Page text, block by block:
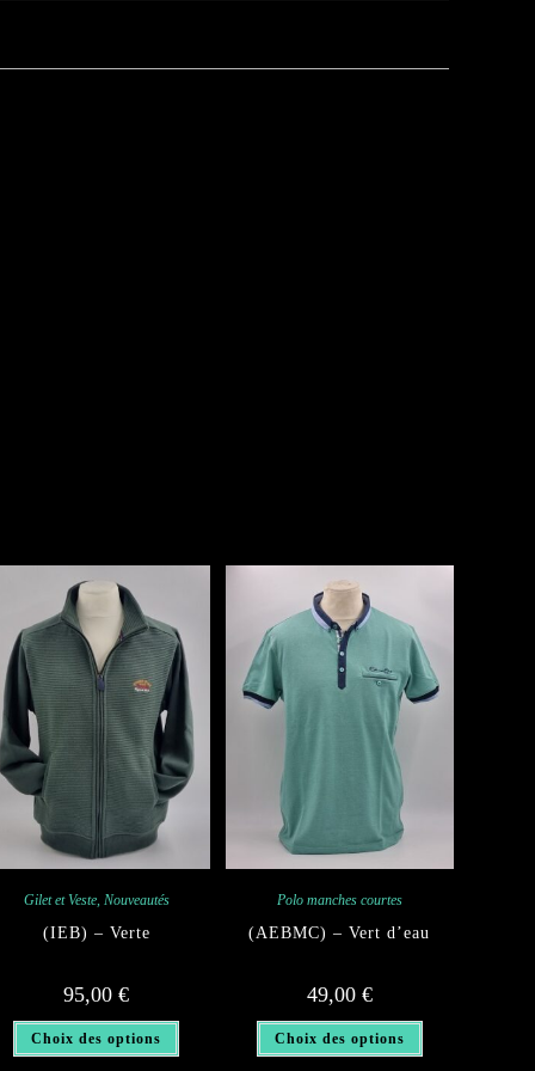
Gilet et Veste, Nouveautés
(IEB) – Verte
95,00€
Choix des options
a
Polo manches courtes
(AEBMC) – Vert d’eau
49,00 €
Choix des options
Ce
a